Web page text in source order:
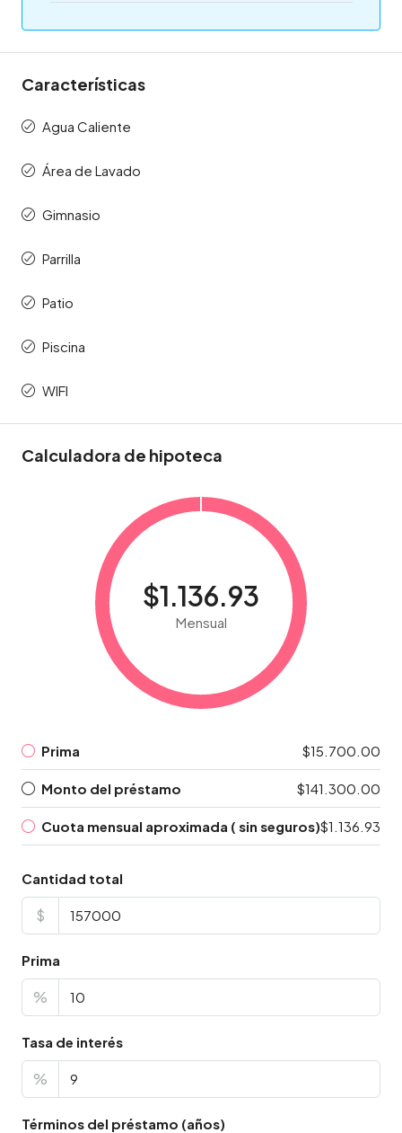
Características
Agua Caliente
Área de Lavado
Gimnasio
Parrilla
Patio
Piscina
WIFI
Calculadora de hipoteca
$1.136.93
Mensual
Prima $15.700.00
Monto del préstamo $141.300.00
Cuota mensual aproximada ( sin seguros)$1.136.93
Cantidad total
$
Prima
%
Tasa de interés
%
Términos del préstamo (años)